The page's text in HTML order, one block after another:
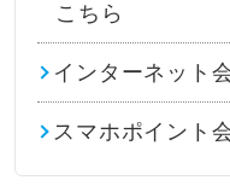
こちら
インターネット
スマホポイント